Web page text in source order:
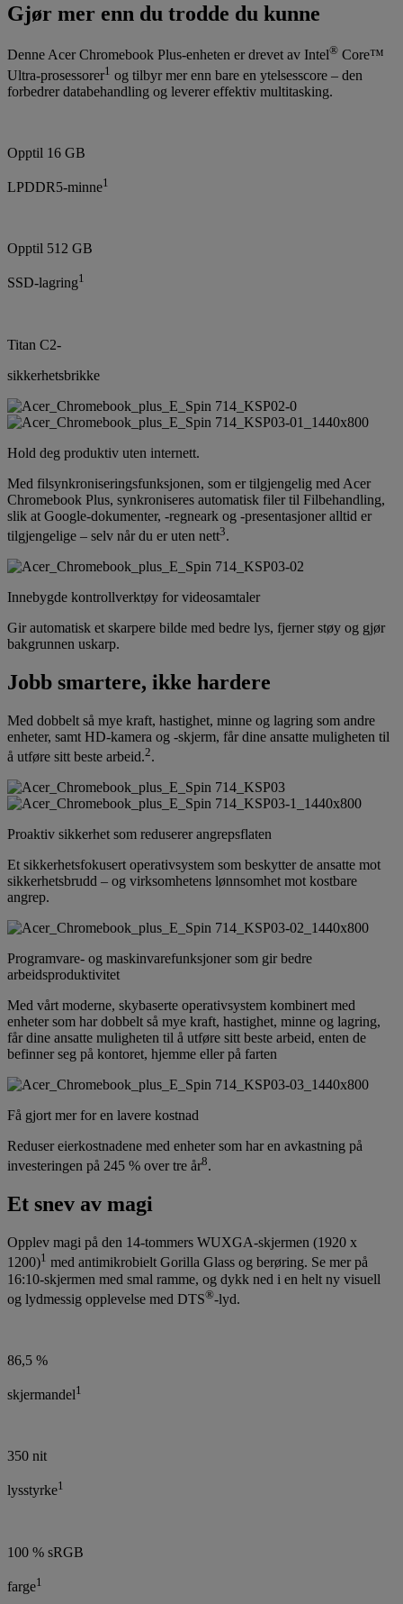
Gjør mer enn du trodde du kunne
Denne Acer Chromebook Plus-enheten er drevet av Intel® Core™
Ultra-prosessorer1 og tilbyr mer enn bare en ytelsesscore – den
forbedrer databehandling og leverer effektiv multitasking.
Opptil 16 GB
LPDDR5-minne1
Opptil 512 GB
SSD-lagring1
Titan C2-
sikkerhetsbrikke
Hold deg produktiv uten internett.
Med filsynkroniseringsfunksjonen, som er tilgjengelig med Acer
Chromebook Plus, synkroniseres automatisk filer til Filbehandling,
slik at Google-dokumenter, -regneark og -presentasjoner alltid er
tilgjengelige – selv når du er uten nett3.
Innebygde kontrollverktøy for videosamtaler
Gir automatisk et skarpere bilde med bedre lys, fjerner støy og gjør
bakgrunnen uskarp.
Jobb smartere, ikke hardere
Med dobbelt så mye kraft, hastighet, minne og lagring som andre
enheter, samt HD-kamera og -skjerm, får dine ansatte muligheten til
å utføre sitt beste arbeid.2.
Proaktiv sikkerhet som reduserer angrepsflaten
Et sikkerhetsfokusert operativsystem som beskytter de ansatte mot
sikkerhetsbrudd – og virksomhetens lønnsomhet mot kostbare
angrep.
Programvare- og maskinvarefunksjoner som gir bedre
arbeidsproduktivitet
Med vårt moderne, skybaserte operativsystem kombinert med
enheter som har dobbelt så mye kraft, hastighet, minne og lagring,
får dine ansatte muligheten til å utføre sitt beste arbeid, enten de
befinner seg på kontoret, hjemme eller på farten
Få gjort mer for en lavere kostnad
Reduser eierkostnadene med enheter som har en avkastning på
investeringen på 245 % over tre år8.
Et snev av magi
Opplev magi på den 14-tommers WUXGA-skjermen (1920 x
1200)1 med antimikrobielt Gorilla Glass og berøring. Se mer på
16:10-skjermen med smal ramme, og dykk ned i en helt ny visuell
og lydmessig opplevelse med DTS®-lyd.
86,5 %
skjermandel1
350 nit
lysstyrke1
100 % sRGB
farge1